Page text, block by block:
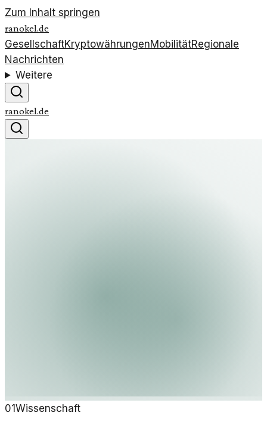
Zum Inhalt springen
ranokel.de
GesellschaftKryptowährungenMobilitätRegionale
Nachrichten
Weitere
ranokel.de
01Wissenschaft